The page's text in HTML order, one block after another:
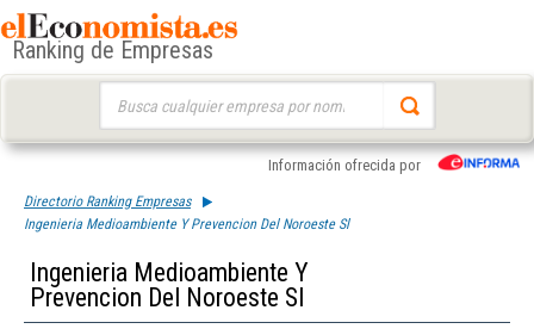
Ranking de Empresas
Información ofrecida por
Directorio Ranking Empresas
Ingenieria Medioambiente Y Prevencion Del Noroeste Sl
Ingenieria Medioambiente Y
Prevencion Del Noroeste Sl